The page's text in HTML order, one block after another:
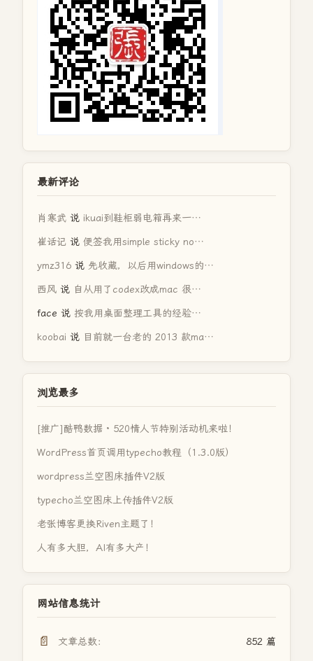
最新评论
肖寒武 说 ikuai到鞋柜弱电箱再来一…
崔话记 说 便签我用simple sticky no…
ymz316 说 先收藏，以后用windows的…
西风 说 自从用了codex改成mac 很…
face 说 按我用桌面整理工具的经验…
koobai 说 目前就一台老的 2013 款ma…
浏览最多
[推广]酷鸭数据 · 520情人节特别活动机来啦！
WordPress首页调用typecho教程（1.3.0版）
wordpress兰空图床插件V2版
typecho兰空图床上传插件V2版
老张博客更换Riven主题了！
人有多大胆，AI有多大产！
网站信息统计
📄 文章总数： 852 篇